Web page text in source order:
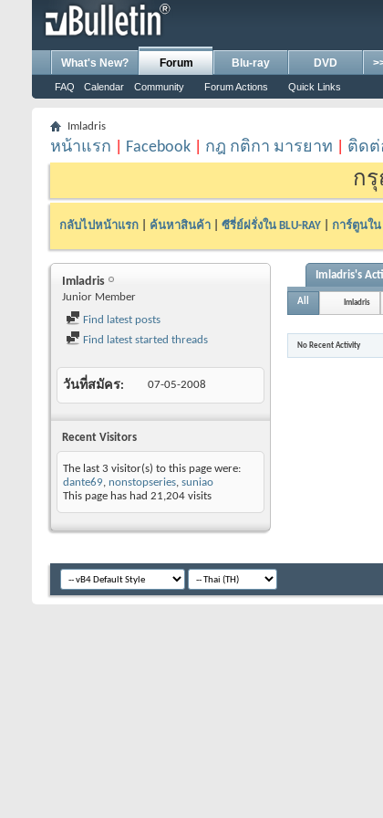
What's New? Forum
FAQ Calendar Community Forum Actions Quick Links
Blu-ray DVD
Imladris
หน้าแรก Facebook กฎ กติกา มารยาท ติดต่
กรุ
กลับไปหน้าแรก ค้นหาสินค้า ซีรี่ย์ฝรั่งใน BLU-RAY การ์ตูนใน
Imladris
Junior Member
Find latest posts
Find latest started threads
วันที่สมัคร 07-05-2008
Recent Visitors
The last 3 visitor(s) to this page were:
dante69, nonstopseries, suniao
This page has had 21,204 visits
Imladris's
All Imladris
No Recent Activity